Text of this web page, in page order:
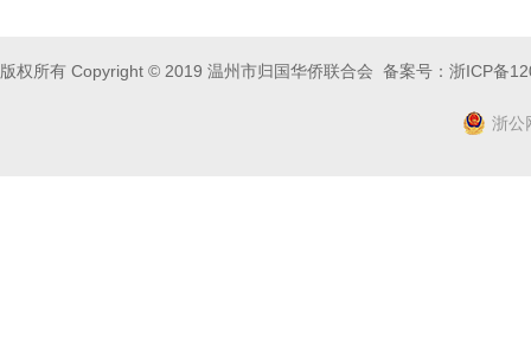
版权所有 Copyright © 2019 温州市归国华侨联合会 备案号： 浙ICP备
浙公